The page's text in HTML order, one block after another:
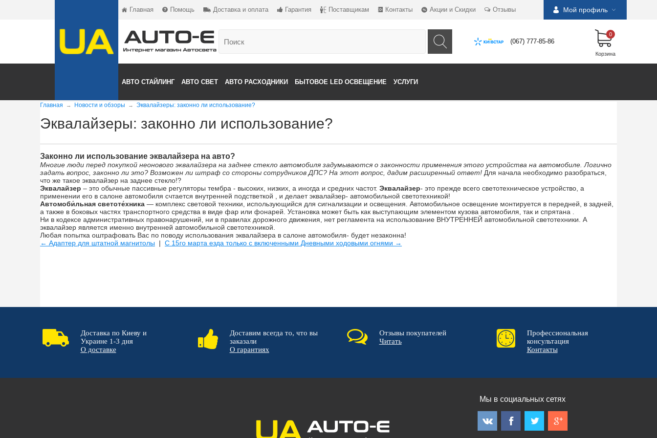
Главная Помощь Доставка и оплата Гарантия Поставщикам Контакты Акции и Скидки Отзывы Мой профиль
(067) 777-85-86
0
Корзина
АВТО СТАЙЛИНГ АВТО СВЕТ АВТО РАСХОДНИКИ БЫТОВОЕ LED ОСВЕЩЕНИЕ УСЛУГИ
Главная → Новости и обзоры → Эквалайзеры: законно ли использование?
Эквалайзеры: законно ли использование?
Законно ли использование эквалайзера на авто?
Многие люди перед покупкой неонового эквалайзера на заднее стекло автомобиля задумываются о законности применения этого устройства на автомобиле. Логично
задать вопрос, законно ли это? Возможен ли штраф со стороны сотрудников ДПС? На этот вопрос, дадим расширенный ответ! Для начала необходимо разобраться,
что же такое эквалайзер на заднее стекло!?
Эквалайзер – это обычные пассивные регуляторы тембра - высоких, низких, а иногда и средних частот. Эквалайзер- это прежде всего светотехническое устройство, а
применении его в салоне автомобиля счтается внутренней подстветкой , и делает эквалайзер- автомобильной светотехникой!
Автомоби́льная светоте́хника — комплекс световой техники, использующийся для сигнализации и освещения. Автомобильное освещение монтируется в передней, в задней,
а также в боковых частях транспортного средства в виде фар или фонарей. Установка может быть как выступающим элементом кузова автомобиля, так и спрятана .
Ни в кодексе административных правонарушений, ни в правилах дорожного движения, нет регламента на использование ВНУТРЕННЕЙ автомобильной светотехники. А
эквалайзер является именно внутренней автомобильной светотехникой.
Любая попытка оштрафовать Вас по поводу использования эквалайзера в салоне автомобиля- будет незаконна!
← Адаптер для штатной магнитолы | С 15го марта езда только с включенными Дневными ходовыми огнями →
Доставка по Киеву и
Украине 1-3 дня
О доставке
Доставим всегда то, что вы
заказали
О гарантиях
Отзывы покупателей
Читать
Профессиональная
консультация
Контакты
Мы в социальных сетях